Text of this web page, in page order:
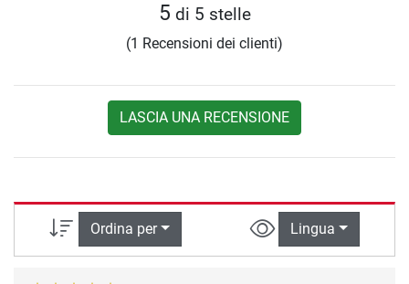
5 di 5 stelle
(1 Recensioni dei clienti)
LASCIA UNA RECENSIONE
Ordina per Lingua